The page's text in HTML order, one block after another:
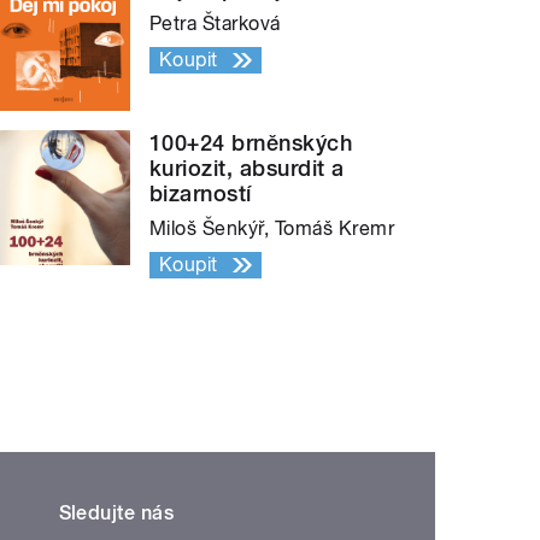
Petra Štarková
Koupit
100+24 brněnských
kuriozit, absurdit a
bizarností
Miloš Šenkýř, Tomáš Kremr
Koupit
Sledujte nás